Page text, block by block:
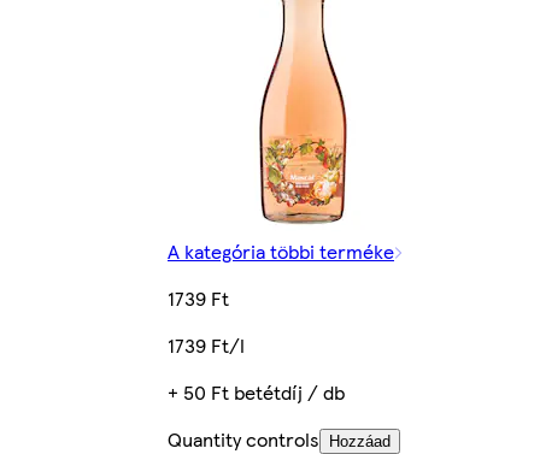
A kategória többi terméke
1739 Ft
1739 Ft/l
+ 50 Ft betétdíj / db
Quantity controls
Hozzáad